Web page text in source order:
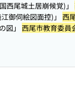
西尾城土居崩候覚)」
御伺絵図面控)」 西
図」 西尾市教育委員